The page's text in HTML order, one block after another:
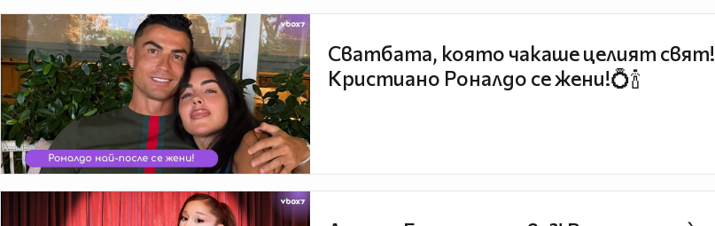
Сватбата, която чакаше целият свят!
Кристиано Роналдо се жени!💍🍾